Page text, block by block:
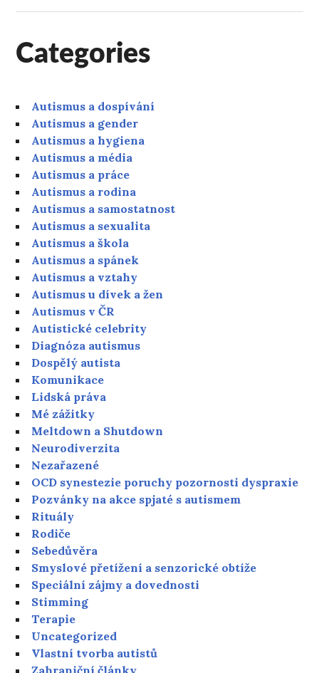
Categories
Autismus a dospívání
Autismus a gender
Autismus a hygiena
Autismus a média
Autismus a práce
Autismus a rodina
Autismus a samostatnost
Autismus a sexualita
Autismus a škola
Autismus a spánek
Autismus a vztahy
Autismus u dívek a žen
Autismus v ČR
Autistické celebrity
Diagnóza autismus
Dospělý autista
Komunikace
Lidská práva
Mé zážitky
Meltdown a Shutdown
Neurodiverzita
Nezařazené
OCD synestezie poruchy pozornosti dyspraxie
Pozvánky na akce spjaté s autismem
Rituály
Rodiče
Sebedůvěra
Smyslové přetížení a senzorické obtíže
Speciální zájmy a dovednosti
Stimming
Terapie
Uncategorized
Vlastní tvorba autistů
Zahraniční články